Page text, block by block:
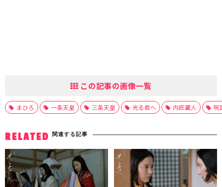
この記事の画像一覧
まひろ 一条天皇 三条天皇 光る君へ 内匠蔵人 呪
RELATED 関連する記事